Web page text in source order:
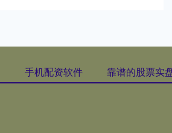
手机配资软件 靠谱的股票实